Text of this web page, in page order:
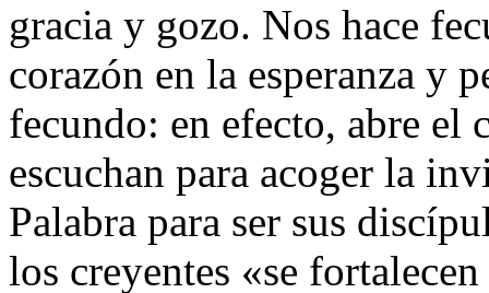
gracia y gozo. Nos hace
corazón en la esperanza y
fecundo: en efecto, abre el
escuchan para acoger la
Palabra para ser sus
los creyentes «se